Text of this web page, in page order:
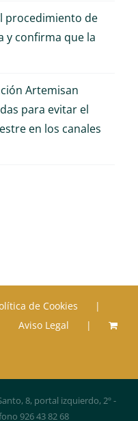
procedimiento de
y confirma que la
Artemisan
para evitar el
en los canales
de Cookies
Aviso Legal
8, portal izquierdo, 2º -
926 43 82 68